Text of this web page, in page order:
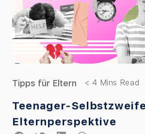
Tipps für Eltern
Teenager-
Elternperspektive